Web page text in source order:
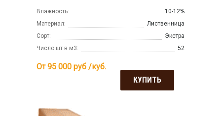
Влажность:
10-12%
Материал:
Лиственница
Сорт:
Экстра
Число шт в м3:
52
От 95 000 руб /куб.
КУПИТЬ